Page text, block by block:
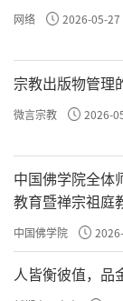
网络 2026-05-27
宗教出版物管理
微言宗教 2026-
中国佛学院全体
教育暨禅宗祖庭
中国佛学院
人皆衡彼值，品